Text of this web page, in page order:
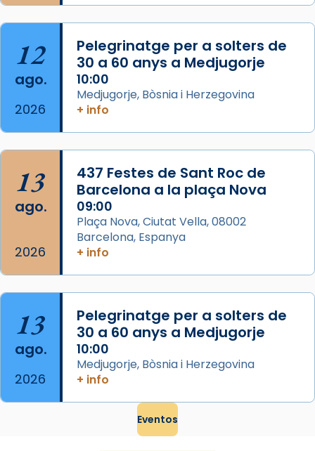
Acompanyant la història de sant Cugat, a
partir de l’Edat Mitjana sorgeix la tradició
que les santes Juliana (“relatiu a Júlia”) i
Semproniana (“relatiu a Semprònia =
eterna”) són deixebles seves. I l’any 1667, el
frare Joan Gaspar Roig, afirma en una obra
que les santes són filles de l’antiga Iluro.
Mataró en reivindicarà les relíq
View on Facebook · Share
12
ago.
2026
Pelegrinatge per a solters de
30 a 60 anys a Medjugorje
10:00
Medjugorje, Bòsnia i Herzegovina
+ info
13
ago.
2026
437 Festes de Sant Roc de
Barcelona a la plaça Nova
09:00
Plaça Nova, Ciutat Vella, 08002
Barcelona, Espanya
+ info
13
ago.
2026
Pelegrinatge per a solters de
30 a 60 anys a Medjugorje
10:00
Medjugorje, Bòsnia i Herzegovina
+ info
Eventos